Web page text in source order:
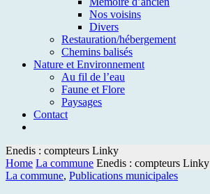
Nos voisins
Divers
Restauration/hébergement
Chemins balisés
Nature et Environnement
Au fil de l’eau
Faune et Flore
Paysages
Contact
Enedis : compteurs Linky
Home La commune Enedis : compteurs Linky
La commune, Publications municipales